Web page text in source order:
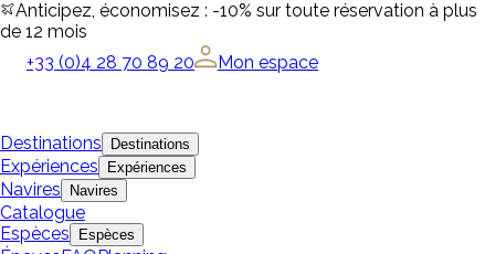
Anticipez, économisez : -10% sur toute réservation à plus
de 12 mois
+33 (0)4 28 70 89 20
Mon espace
Destinations Destinations
Expériences Expériences
Navires Navires
Catalogue
Espèces
Espèces